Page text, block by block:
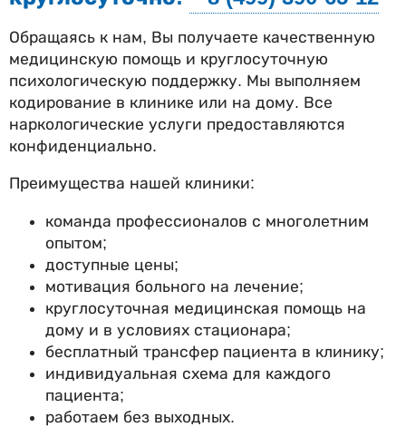
Обращаясь к нам, Вы получаете качественную
медицинскую помощь и круглосуточную
психологическую поддержку. Мы выполняем
кодирование в клинике или на дому. Все
наркологические услуги предоставляются
конфиденциально.
Преимущества нашей клиники:
команда профессионалов с многолетним
опытом;
доступные цены;
мотивация больного на лечение;
круглосуточная медицинская помощь на
дому и в условиях стационара;
бесплатный трансфер пациента в клинику;
индивидуальная схема для каждого
пациента;
работаем без выходных.